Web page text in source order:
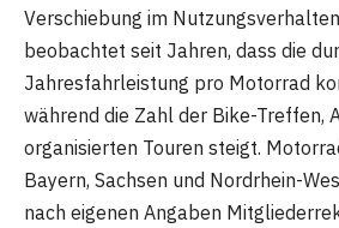
Verschiebung im
beobachtet seit Jahren, dass die
Jahresfahrleistung pro Motorrad
während die Zahl der Bike-Treffen,
organisierten Touren steigt.
Bayern, Sachsen und Nordrhein-
nach eigenen Angaben